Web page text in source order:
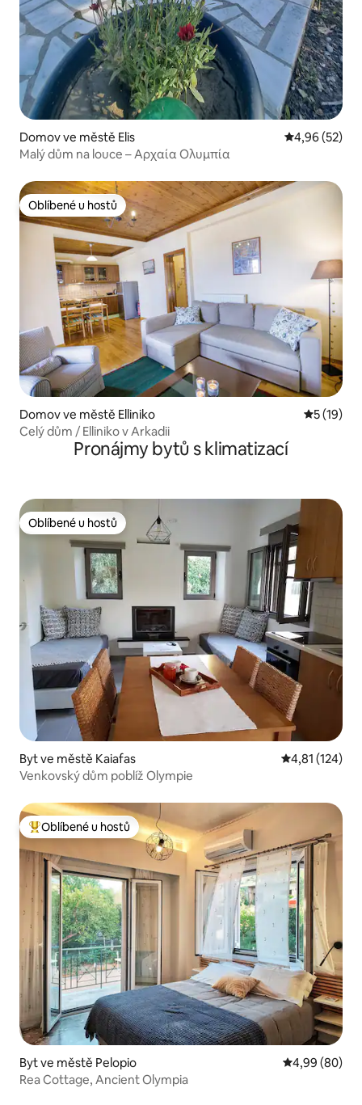
Domov ve městě Elis Průměrné
4,96 (52)
Malý dům na louce – Αρχαία Ολυμπία
Oblíbené u hostů
Oblíbené u hostů
Domov ve městě Elliniko Průměrné
5 (19)
Celý dům / Elliniko v Arkadii
Pronájmy bytů s klimatizací
Oblíbené u hostů
Oblíbené u hostů
Byt ve městě Kaiafas Průměrné
4,81 (124)
Venkovský dům poblíž Olympie
Nejlepší v kategorii Oblíbené u hostů
Oblíbené u hostů
Byt ve městě Pelopio Průměrné
4,99 (80)
Rea Cottage, Ancient Olympia